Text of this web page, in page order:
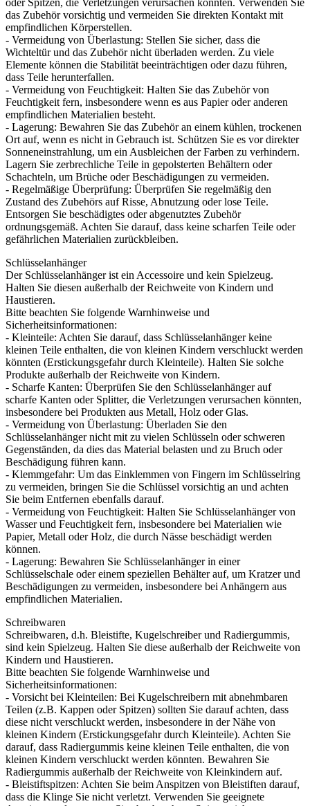
das Zubehör vorsichtig und vermeiden Sie direkten Kontakt mit
empfindlichen Körperstellen.
- Vermeidung von Überlastung: Stellen Sie sicher, dass die
Wichteltür und das Zubehör nicht überladen werden. Zu viele
Elemente können die Stabilität beeinträchtigen oder dazu führen,
dass Teile herunterfallen.
- Vermeidung von Feuchtigkeit: Halten Sie das Zubehör von
Feuchtigkeit fern, insbesondere wenn es aus Papier oder anderen
empfindlichen Materialien besteht.
- Lagerung: Bewahren Sie das Zubehör an einem kühlen, trockenen
Ort auf, wenn es nicht in Gebrauch ist. Schützen Sie es vor direkter
Sonneneinstrahlung, um ein Ausbleichen der Farben zu verhindern.
Lagern Sie zerbrechliche Teile in gepolsterten Behältern oder
Schachteln, um Brüche oder Beschädigungen zu vermeiden.
- Regelmäßige Überprüfung: Überprüfen Sie regelmäßig den
Zustand des Zubehörs auf Risse, Abnutzung oder lose Teile.
Entsorgen Sie beschädigtes oder abgenutztes Zubehör
ordnungsgemäß. Achten Sie darauf, dass keine scharfen Teile oder
gefährlichen Materialien zurückbleiben.
Schlüsselanhänger
Der Schlüsselanhänger ist ein Accessoire und kein Spielzeug.
Halten Sie diesen außerhalb der Reichweite von Kindern und
Haustieren.
Bitte beachten Sie folgende Warnhinweise und
Sicherheitsinformationen:
- Kleinteile: Achten Sie darauf, dass Schlüsselanhänger keine
kleinen Teile enthalten, die von kleinen Kindern verschluckt werden
könnten (Erstickungsgefahr durch Kleinteile). Halten Sie solche
Produkte außerhalb der Reichweite von Kindern.
- Scharfe Kanten: Überprüfen Sie den Schlüsselanhänger auf
scharfe Kanten oder Splitter, die Verletzungen verursachen könnten,
insbesondere bei Produkten aus Metall, Holz oder Glas.
- Vermeidung von Überlastung: Überladen Sie den
Schlüsselanhänger nicht mit zu vielen Schlüsseln oder schweren
Gegenständen, da dies das Material belasten und zu Bruch oder
Beschädigung führen kann.
- Klemmgefahr: Um das Einklemmen von Fingern im Schlüsselring
zu vermeiden, bringen Sie die Schlüssel vorsichtig an und achten
Sie beim Entfernen ebenfalls darauf.
- Vermeidung von Feuchtigkeit: Halten Sie Schlüsselanhänger von
Wasser und Feuchtigkeit fern, insbesondere bei Materialien wie
Papier, Metall oder Holz, die durch Nässe beschädigt werden
können.
- Lagerung: Bewahren Sie Schlüsselanhänger in einer
Schlüsselschale oder einem speziellen Behälter auf, um Kratzer und
Beschädigungen zu vermeiden, insbesondere bei Anhängern aus
empfindlichen Materialien.
Schreibwaren
Schreibwaren, d.h. Bleistifte, Kugelschreiber und Radiergummis,
sind kein Spielzeug. Halten Sie diese außerhalb der Reichweite von
Kindern und Haustieren.
Bitte beachten Sie folgende Warnhinweise und
Sicherheitsinformationen:
- Vorsicht bei Kleinteilen: Bei Kugelschreibern mit abnehmbaren
Teilen (z.B. Kappen oder Spitzen) sollten Sie darauf achten, dass
diese nicht verschluckt werden, insbesondere in der Nähe von
kleinen Kindern (Erstickungsgefahr durch Kleinteile). Achten Sie
darauf, dass Radiergummis keine kleinen Teile enthalten, die von
kleinen Kindern verschluckt werden könnten. Bewahren Sie
Radiergummis außerhalb der Reichweite von Kleinkindern auf.
- Bleistiftspitzen: Achten Sie beim Anspitzen von Bleistiften darauf,
dass die Klinge Sie nicht verletzt. Verwenden Sie geeignete